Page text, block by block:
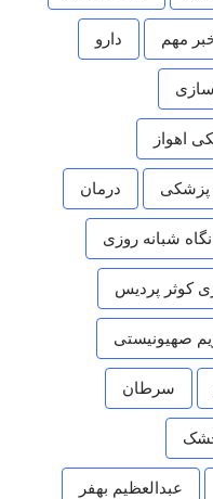
مهم دارو
اهواز
پزشکی درمان
شبانه روزی
کوثر پردیس
صهیونیستی
سرطان
عبدالعظیم بهفر